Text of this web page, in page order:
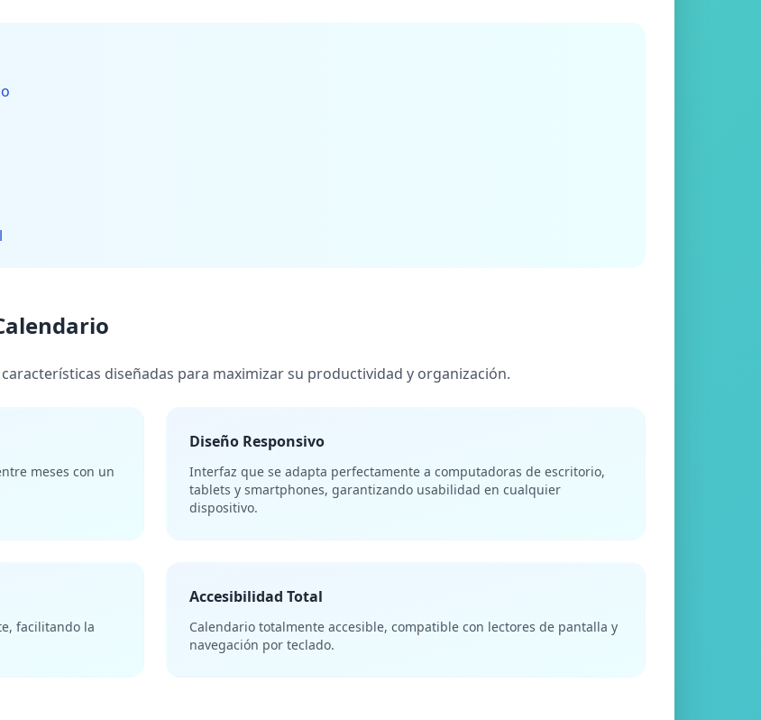
diseñadas para maximizar su productividad y organización.
meses con un
Diseño Responsivo
Interfaz que se adapta perfectamente a computadoras de escritorio,
tablets y smartphones, garantizando usabilidad en cualquier
dispositivo.
facilitando la
Accesibilidad Total
Calendario totalmente accesible, compatible con lectores de pantalla y
navegación por teclado.